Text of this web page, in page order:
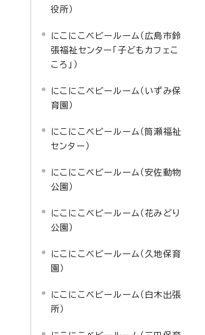
役所）
にこにこベビールーム（広島市鈴
張福祉センター「子どもカフェこ
ころ」）
にこにこベビールーム（いずみ保
育園）
にこにこベビールーム（筒瀬福祉
センター）
にこにこベビールーム（安佐動物
公園）
にこにこベビールーム（花みどり
公園）
にこにこベビールーム（久地保育
園）
にこにこベビールーム（白木出張
所）